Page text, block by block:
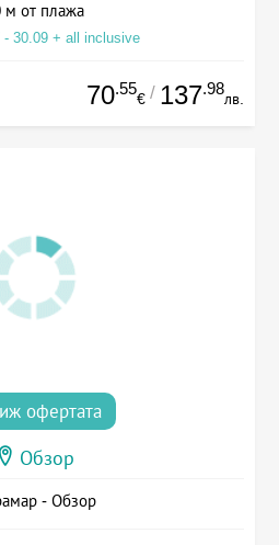
м от плажа
- 30.09 + all inclusive
70.55
€ / 137.98
лв.
офертата
Обзор
- Обзор